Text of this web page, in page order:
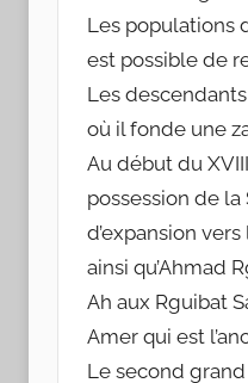
Les populations
est possible de
Les
où il fonde une
Au début du
possession de
d’expansion
ainsi qu’Ahmad
Ah aux Rguibat
Amer qui est
Le second